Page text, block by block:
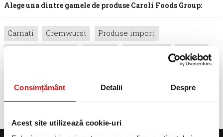
Consimțământ Detalii Despre
Acest site utilizează cookie-uri
Alege una dintre gamele de produse Caroli Foods Group:
Carnati Cremwurst
Produse import
Parizer
≪ ≫